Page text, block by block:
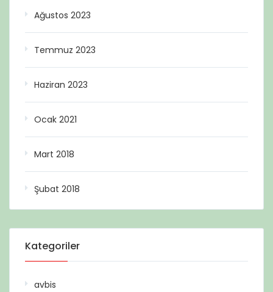
Ağustos 2023
Temmuz 2023
Haziran 2023
Ocak 2021
Mart 2018
Şubat 2018
Kategoriler
avbis